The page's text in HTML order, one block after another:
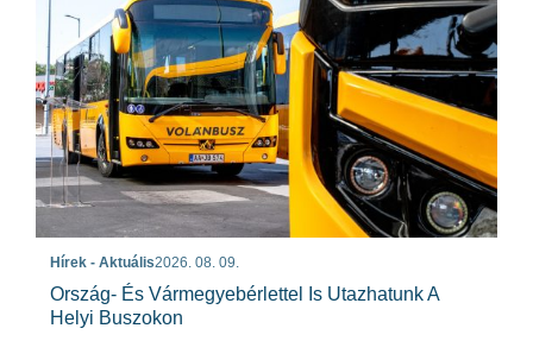
Hírek - Aktuális2026. 08. 09.
Ország- És Vármegyebérlettel Is Utazhatunk A
Helyi Buszokon